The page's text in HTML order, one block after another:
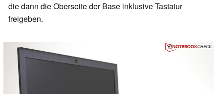
die dann die Oberseite der Base inklusive Tastatur
freigeben.